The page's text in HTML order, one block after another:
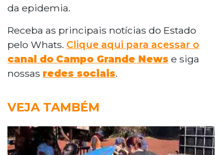
da epidemia.
Receba as principais notícias do Estado
pelo Whats. Clique aqui para acessar o
canal do Campo Grande News e siga
nossas redes sociais.
VEJA TAMBÉM